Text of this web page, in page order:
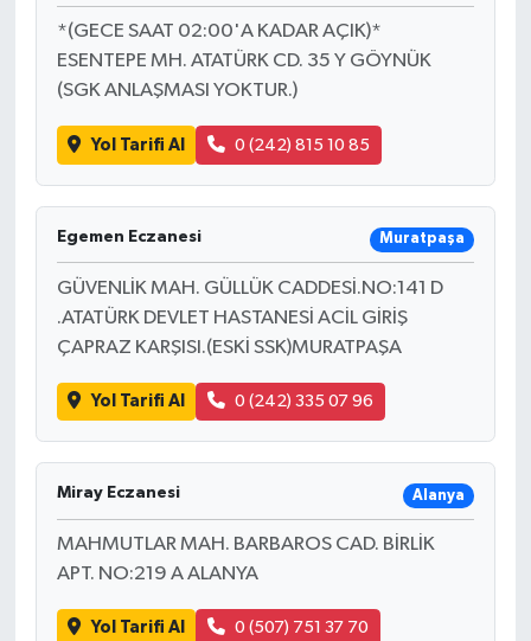
*(GECE SAAT 02:00'A KADAR AÇIK)*
ESENTEPE MH. ATATÜRK CD. 35 Y GÖYNÜK
(SGK ANLAŞMASI YOKTUR.)
Yol Tarifi Al 0 (242) 815 10 85
Egemen Eczanesi Muratpaşa
GÜVENLİK MAH. GÜLLÜK CADDESİ.NO:141 D
.ATATÜRK DEVLET HASTANESİ ACİL GİRİŞ
ÇAPRAZ KARŞISI.(ESKİ SSK)MURATPAŞA
Yol Tarifi Al 0 (242) 335 07 96
Miray Eczanesi Alanya
MAHMUTLAR MAH. BARBAROS CAD. BİRLİK
APT. NO:219 A ALANYA
Yol Tarifi Al 0 (507) 751 37 70